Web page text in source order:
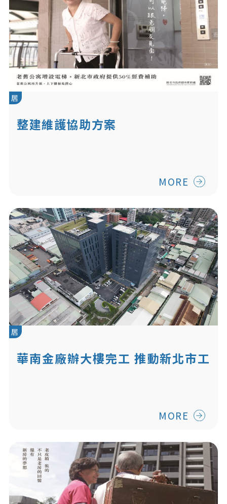
居
整建維護協助方案
MORE
居
華南金廠辦大樓完工 推動新北市工
MORE